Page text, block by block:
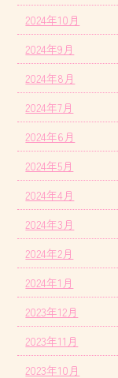
2024年10月
2024年9月
2024年8月
2024年7月
2024年6月
2024年5月
2024年4月
2024年3月
2024年2月
2024年1月
2023年12月
2023年11月
2023年10月